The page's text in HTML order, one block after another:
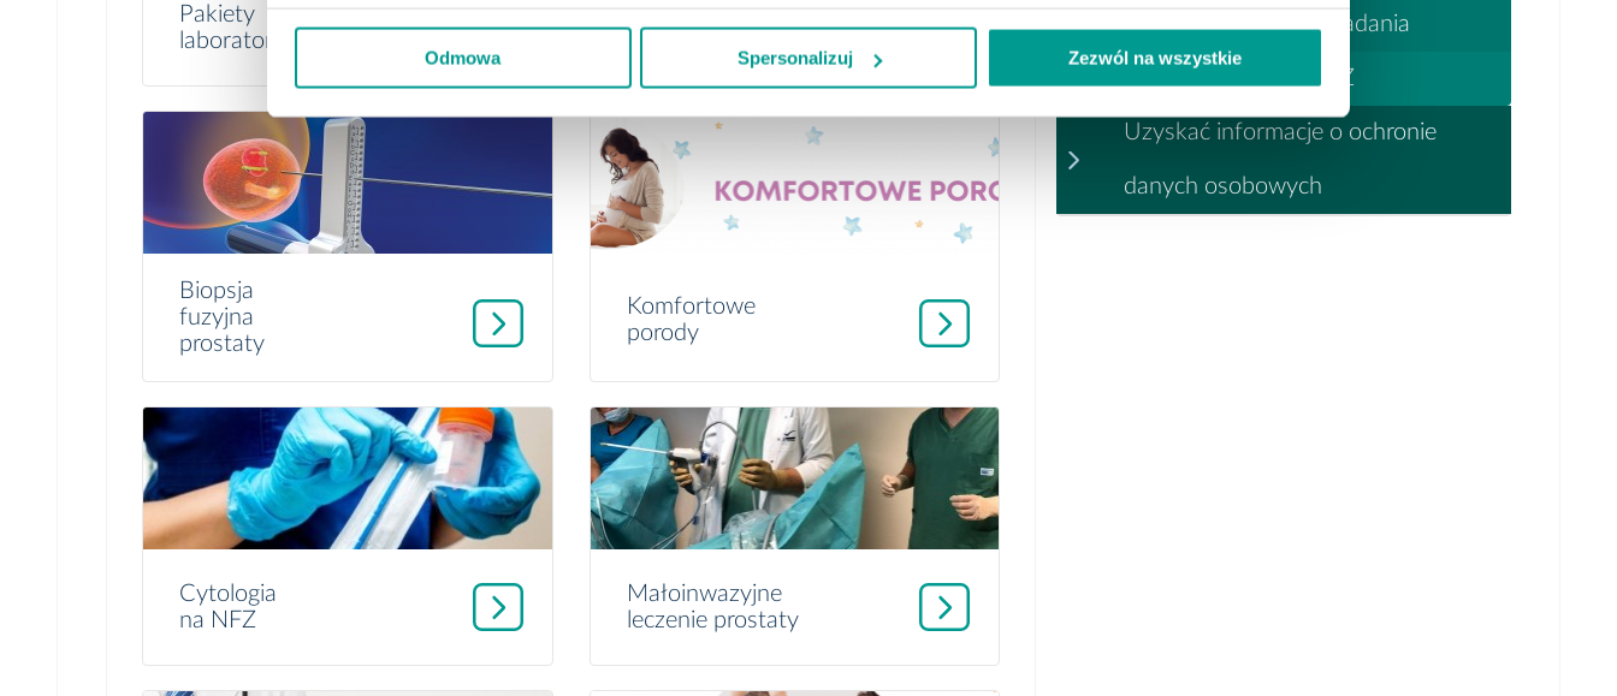
Odmowa Spersonalizuj Zezwól na wszystkie
Pakiety
laboratoryjne
Badania Genetyczne w
Biopsja
fuzyjna
prostaty
Komfortowe
porody
Cytologia
na NFZ
Małoinwazyjne
leczenie prostaty
Przygotować się do badania
Złożyć deklaracje POZ
Uzyskać informacje o ochronie
danych osobowych